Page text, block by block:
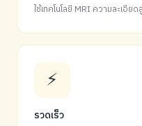
ใช้เทคโนโลยี MRI ความละเอียด
⚡
รวดเร็ว